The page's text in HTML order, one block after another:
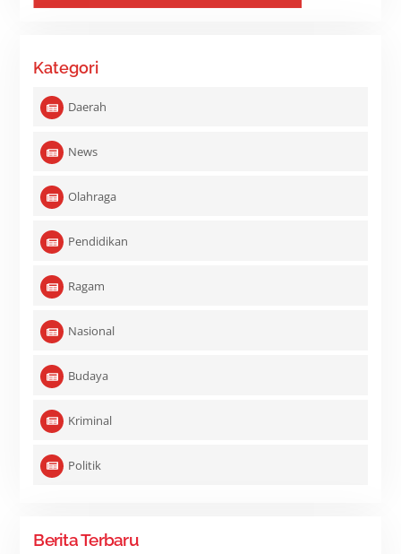
Kategori
Daerah
News
Olahraga
Pendidikan
Ragam
Nasional
Budaya
Kriminal
Politik
Berita Terbaru